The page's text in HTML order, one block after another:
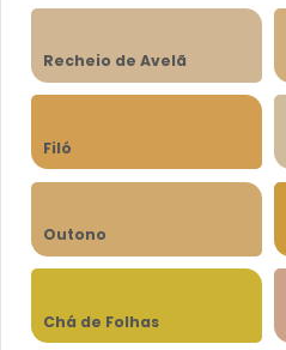
Recheio de Avelã
Filó
Outono
Chá de Folhas